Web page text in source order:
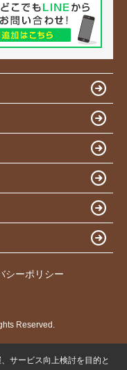
シーポリシー
Reserved.
サービス向上検討を目的と